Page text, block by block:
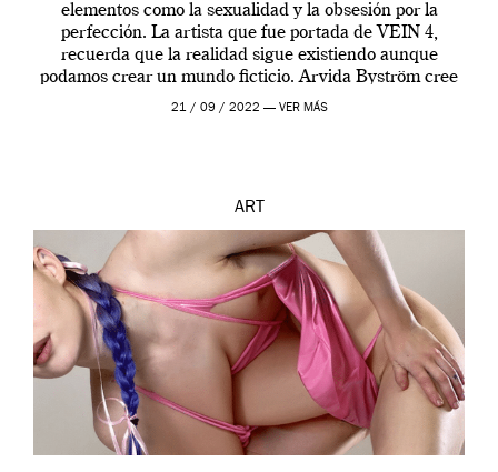
elementos como la sexualidad y la obsesión por la
perfección. La artista que fue portada de VEIN 4,
recuerda que la realidad sigue existiendo aunque
podamos crear un mundo ficticio. Arvida Byström cree
que los humanos tienen un complejo […]
21 / 09 / 2022 — VER MÁS
ART